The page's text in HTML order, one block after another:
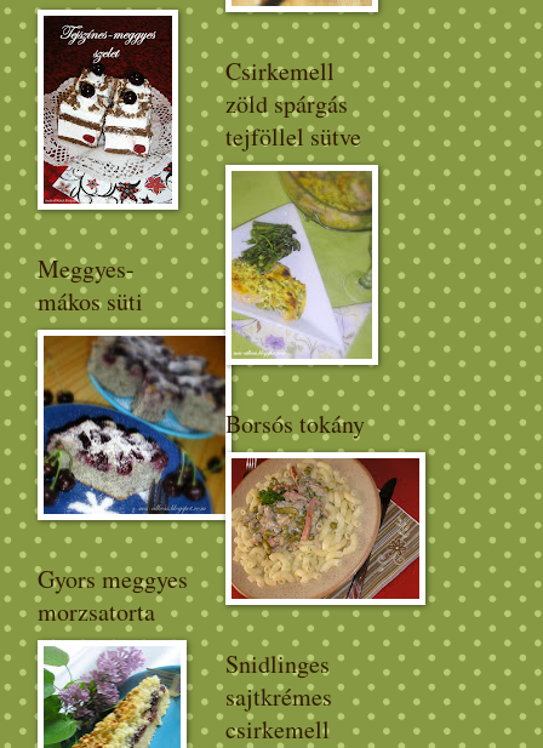
Meggyes-
mákos süti
Gyors meggyes
morzsatorta
Csirkemell
zöld spárgás
tejföllel sütve
Borsós tokány
Snidlinges
sajtkrémes
csirkemell